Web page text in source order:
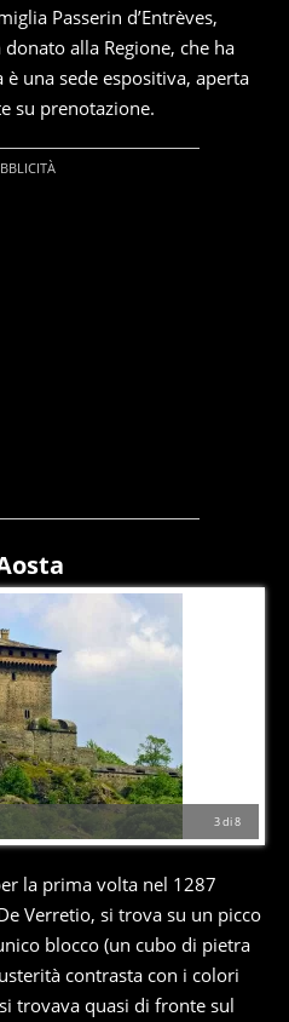
Passerin d’Entrèves,
alla Regione, che ha
una sede espositiva, aperta
su prenotazione.
3di8
la prima volta nel 1287
Verretio, si trova su un picco
blocco (un cubo di pietra
contrasta con i colori
trovava quasi di fronte sul